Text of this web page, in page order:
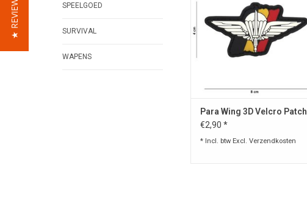
SPEELGOED
SURVIVAL
WAPENS
TOEVOEGEN AAN WINKELWAGEN
Para Wing 3D Velcro Patch
€2,90 *
* Incl. btw Excl. Verzendkosten
★ REVIEWS